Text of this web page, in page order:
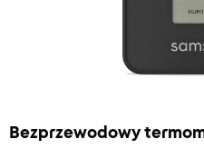
Bezprzewodowy